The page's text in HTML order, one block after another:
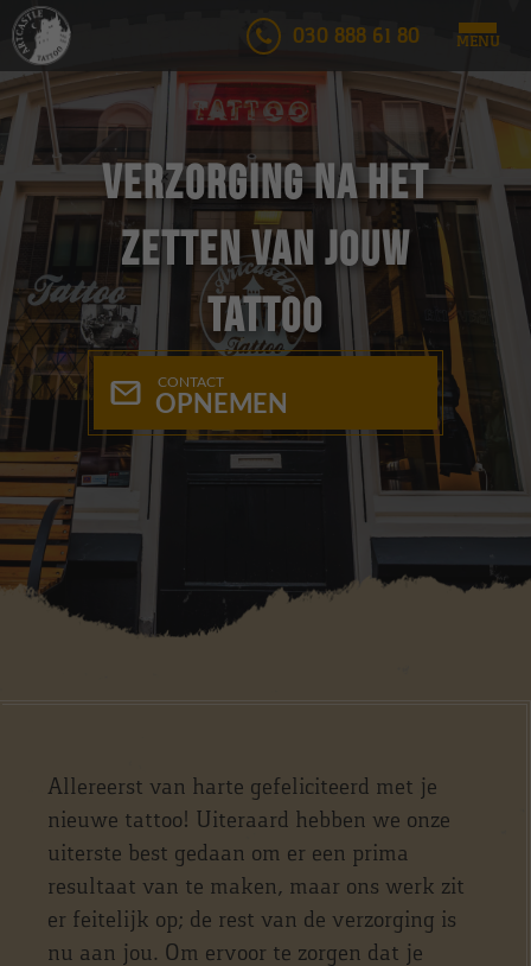
030 888 61 80 MENU
Verzorging na het
zetten van jouw
tattoo
CONTACT
OPNEMEN
Allereerst van harte gefeliciteerd met je
nieuwe tattoo! Uiteraard hebben we onze
uiterste best gedaan om er een prima
resultaat van te maken, maar ons werk zit
er feitelijk op; de rest van de verzorging is
nu aan jou. Om ervoor te zorgen dat je